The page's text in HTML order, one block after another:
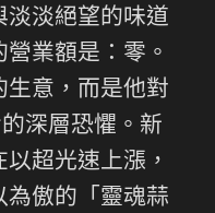
淡淡絕望的味道
業額是：零。
生意，而是他對
深層恐懼。新
超光速上漲，
為傲的「靈魂蒜